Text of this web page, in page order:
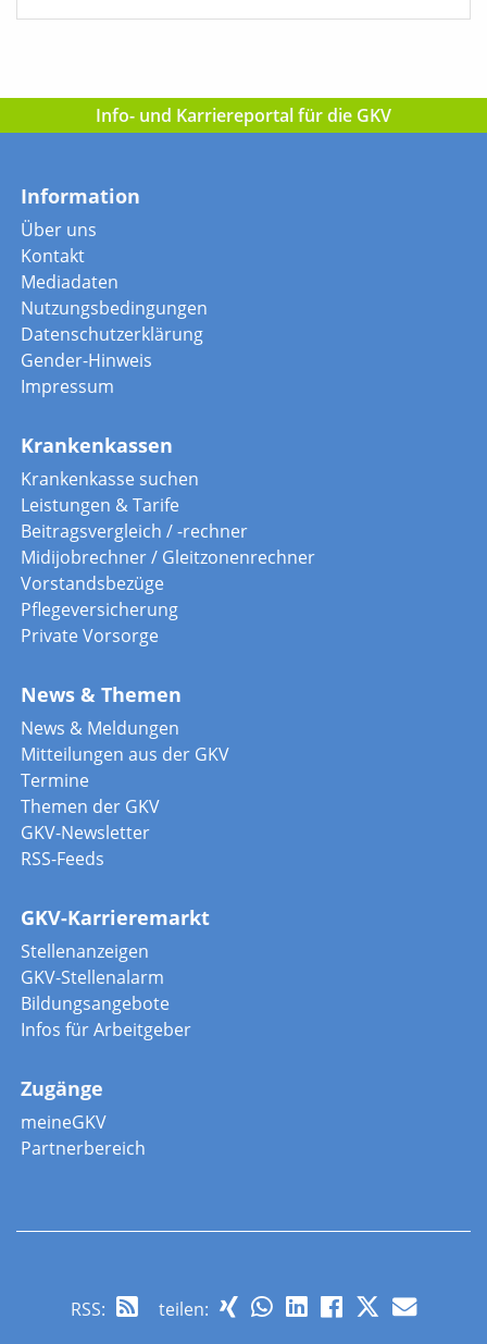
Info- und Karriereportal für die GKV
Information
Über uns
Kontakt
Mediadaten
Nutzungsbedingungen
Datenschutzerklärung
Gender-Hinweis
Impressum
Krankenkassen
Krankenkasse suchen
Leistungen & Tarife
Beitragsvergleich / -rechner
Midijobrechner / Gleitzonenrechner
Vorstandsbezüge
Pflegeversicherung
Private Vorsorge
News & Themen
News & Meldungen
Mitteilungen aus der GKV
Termine
Themen der GKV
GKV-Newsletter
RSS-Feeds
GKV-Karrieremarkt
Stellenanzeigen
GKV-Stellenalarm
Bildungsangebote
Infos für Arbeitgeber
Zugänge
meineGKV
Partnerbereich
RSS: teilen: